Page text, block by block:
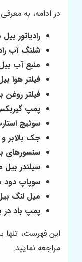
در ادامه، به
رادیاتور
شلنگ آب
منبع آب
فیلتر هوا
فیلتر روغن
پمپ
سوئیچ
جک بالابر
سنسورهای
سیلندر بیل
سوپاپ دود
میل لنگ
پمپ باد در
این فهرست،
مراجعه نمایید.